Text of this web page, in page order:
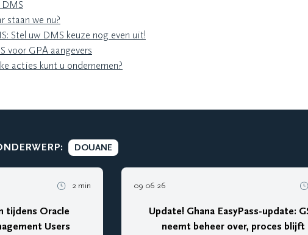
DMS
staan we nu?
Stel uw DMS keuze nog even uit!
voor GPA aangevers
acties kunt u ondernemen?
DOUANE
2 min
tijdens Oracle
Users
09 06 26
Update! Ghana EasyPass-update:
neemt beheer over, proces blijft